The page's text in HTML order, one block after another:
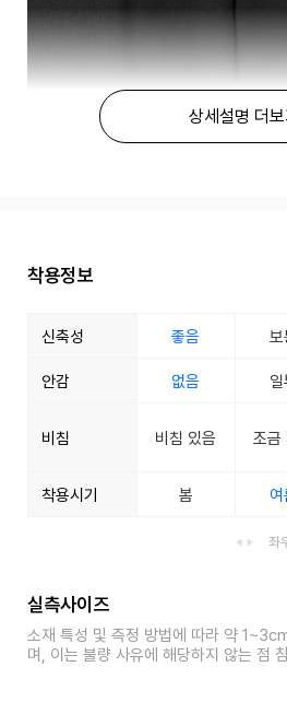
상세설명 더보
착용정보
신축성 좋음 보
안감 없음 일
비침 비침 있음 조금
착용시기 봄 여
좌
실측사이즈
소재 특성 및 측정 방법에 따라 약
며, 이는 불량 사유에 해당하지 않는 점